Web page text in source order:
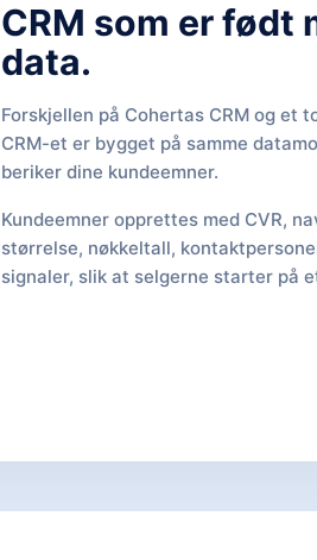
CRM som er født
data.
Forskjellen på Cohertas CRM og et
CRM-et er bygget på samme
beriker dine kundeemner.
Kundeemner opprettes med CVR,
størrelse, nøkkeltall,
signaler, slik at selgerne starter på